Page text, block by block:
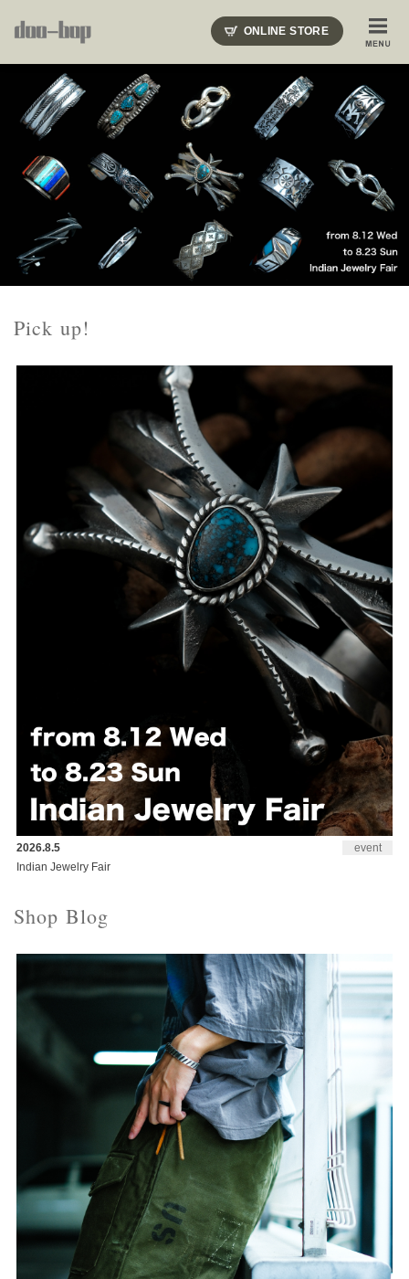
NAKAJIMA'S BLOG
TSUKAMOTO'S BLOG
COLUMN SNAP ACCESS CONTACT
ONLINE STORE
Pick up!
event
2026.8.5
Indian Jewelry Fair
Shop Blog